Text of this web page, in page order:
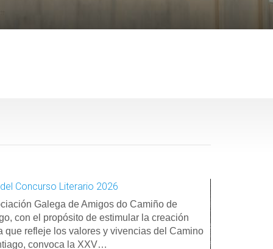
Concurso Literario 2026
Galega de Amigos do Camiño de
con el propósito de estimular la creación
que refleje los valores y vivencias del Camino
convoca la XXV…